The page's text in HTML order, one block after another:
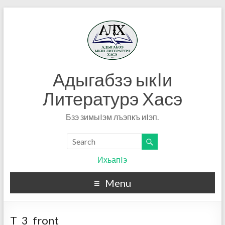
Адыгабзэ ыкIи
Литературэ Хасэ
Бзэ зимыIэм лъэпкъ иIэп.
ИхьапIэ
Menu
T_3_front